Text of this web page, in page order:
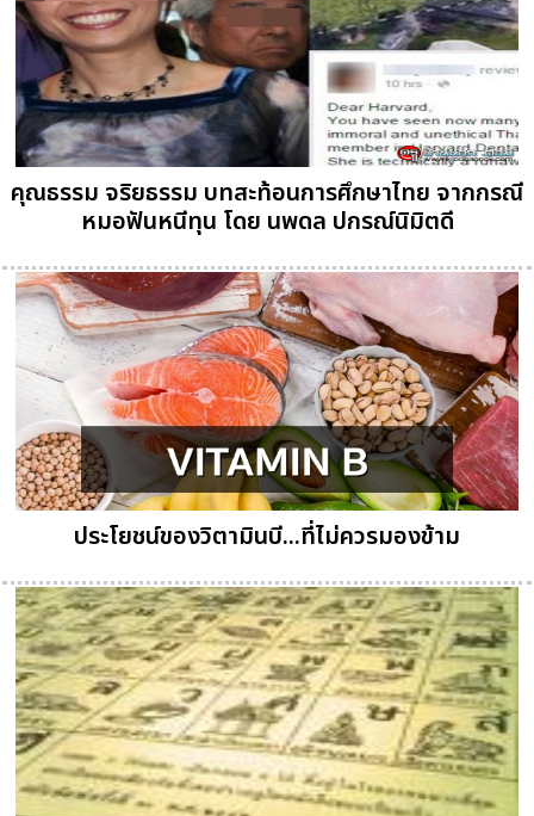
คุณธรรม จริยธรรม บทสะท้อนการศึกษาไทย จากกรณี
หมอฟันหนีทุน โดย นพดล ปกรณ์นิมิตดี
ประโยชน์ของวิตามินบี...ที่ไม่ควรมองข้าม